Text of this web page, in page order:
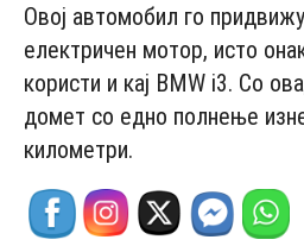
Овој автомобил го
електричен мотор, исто
користи и кај BMW i3. Со
домет со едно полнење
километри.